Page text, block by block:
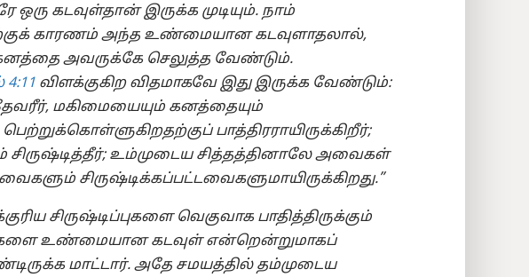
கடவுள்தான் இருக்க முடியும். நாம்
காரணம் அந்த உண்மையான கடவுளாதலால்,
அவருக்கே செலுத்த வேண்டும்.
விளக்குகிற விதமாகவே இது இருக்க வேண்டும்:
மகிமையையும் கனத்தையும்
பாத்திரராயிருக்கிறீர்;
சிருஷ்டித்தீர்; உம்முடைய சித்தத்தினாலே அவைகள்
சிருஷ்டிக்கப்பட்டவைகளுமாயிருக்கிறது.”
சிருஷ்டிப்புகளை வெகுவாக பாதித்திருக்கும்
உண்மையான கடவுள் என்றென்றுமாகப்
மாட்டார். அதே சமயத்தில் தம்முடைய